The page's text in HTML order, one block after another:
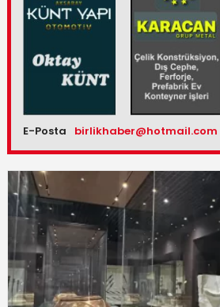
E-Posta birlikhaber@hotmail.com